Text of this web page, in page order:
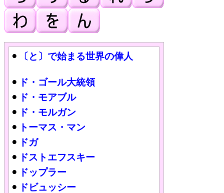
〔と〕で始まる世界の偉人
ド・ゴール大統領
ド・モアブル
ド・モルガン
トーマス・マン
ドガ
ドストエフスキー
ドップラー
ドビュッシー